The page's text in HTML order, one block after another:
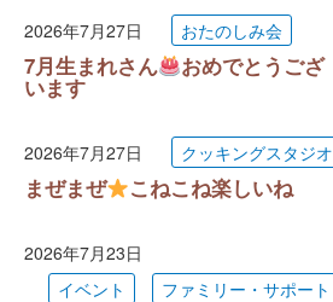
2026年7月27日 おたのしみ会
7月生まれさん おめでとうござ
います
2026年7月27日 クッキングスタジオ
まぜまぜ こねこね楽しいね
2026年7月23日
イベント
ファミリー・サポート